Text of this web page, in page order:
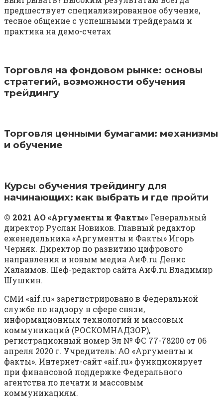
предшествует специализированное обучение,
тесное общение с успешными трейдерами и
практика на демо-счетах
Торговля на фондовом рынке: основы
стратегий, возможности обучения
трейдингу
Торговля ценными бумагами: механизмы
и обучение
Курсы обучения трейдингу для
начинающих: как выбрать и где пройти
© 2021 АО «Аргументы и Факты» Генеральный
директор Руслан Новиков. Главный редактор
еженедельника «Аргументы и Факты» Игорь
Черняк. Директор по развитию цифрового
направления и новым медиа АиФ.ru Денис
Халаимов. Шеф-редактор сайта АиФ.ru Владимир
Шушкин.
СМИ «aif.ru» зарегистрировано в Федеральной
службе по надзору в сфере связи,
информационных технологий и массовых
коммуникаций (РОСКОМНАДЗОР),
регистрационный номер Эл № ФС 77-78200 от 06
апреля 2020 г. Учредитель: АО «Аргументы и
факты». Интернет-сайт «aif.ru» функционирует
при финансовой поддержке Федерального
агентства по печати и массовым
коммуникациям.